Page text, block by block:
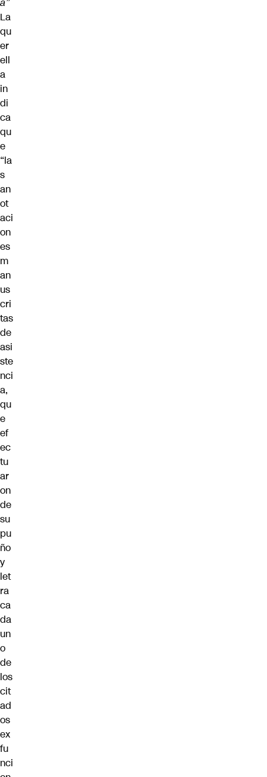
La
qu
er
ell
a
in
di
ca
qu
e
“la
s
an
ot
aci
on
es
m
an
us
cri
tas
de
asi
ste
nci
a,
qu
e
ef
ec
tu
ar
on
de
su
pu
ño
y
let
ra
ca
da
un
o
de
los
cit
ad
os
ex
fu
nci